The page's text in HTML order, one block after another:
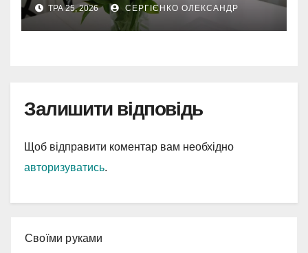
ТРА 25, 2026 СЕРГІЄНКО ОЛЕКСАНДР
Залишити відповідь
Щоб відправити коментар вам необхідно
авторизуватись.
Cвоїми руками